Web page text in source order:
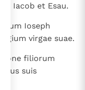
Iacob et Esau.
Ioseph
virgae suae.
filiorum
suis